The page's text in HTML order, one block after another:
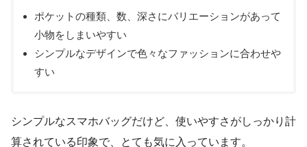
ポケットの種類、数、深さにバリエーションがあって
小物をしまいやすい
シンプルなデザインで色々なファッションに合わせや
すい
シンプルなスマホバッグだけど、使いやすさがしっかり計
算されている印象で、とても気に入っています。